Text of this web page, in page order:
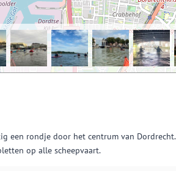
een rondje door het centrum van
op alle scheepvaart.